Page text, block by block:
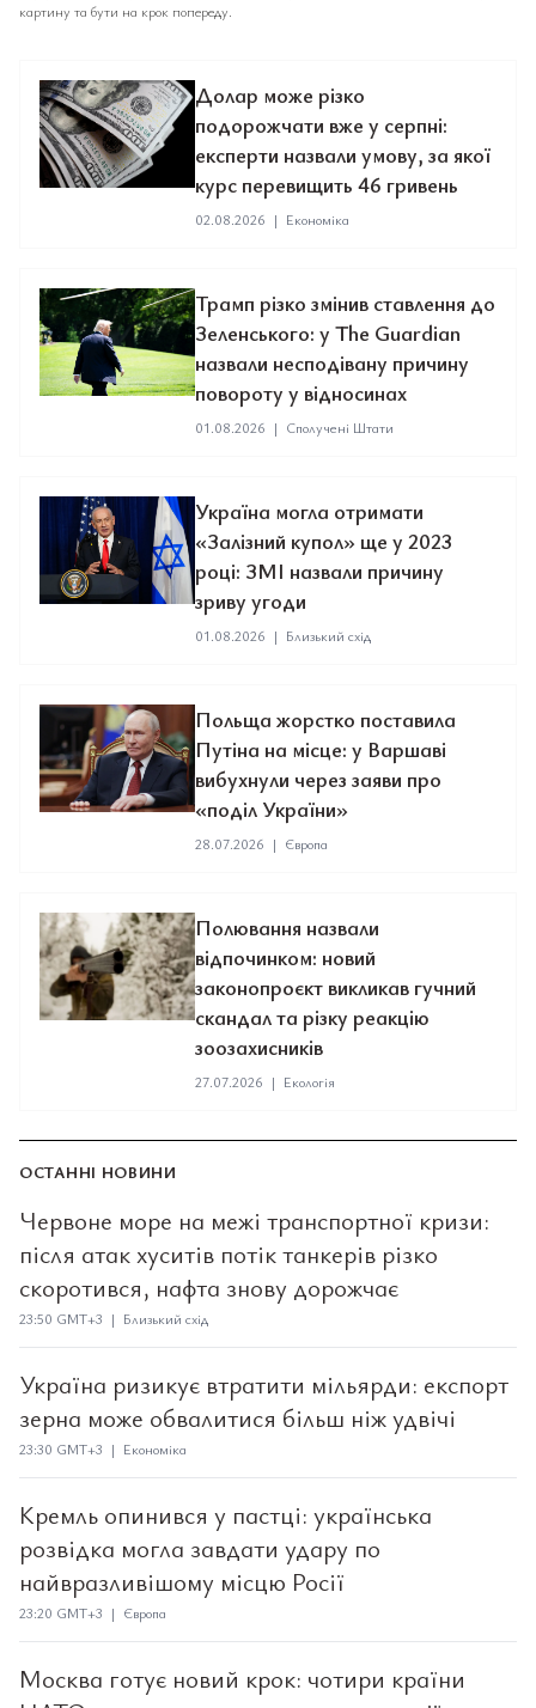
картину та бути на крок попереду.
Долар може різко
подорожчати вже у серпні:
експерти назвали умову, за якої
курс перевищить 46 гривень
02.08.2026 | Економіка
Трамп різко змінив ставлення до
Зеленського: у The Guardian
назвали несподівану причину
повороту у відносинах
01.08.2026 | Сполучені Штати
Україна могла отримати
«Залізний купол» ще у 2023
році: ЗМІ назвали причину
зриву угоди
01.08.2026 | Близький схід
Польща жорстко поставила
Путіна на місце: у Варшаві
вибухнули через заяви про
«поділ України»
28.07.2026 | Європа
Полювання назвали
відпочинком: новий
законопроєкт викликав гучний
скандал та різку реакцію
зоозахисників
27.07.2026 | Екологія
ОСТАННІ НОВИНИ
Червоне море на межі транспортної кризи:
після атак хуситів потік танкерів різко
скоротився, нафта знову дорожчає
23:50 GMT+3 | Близький схід
Україна ризикує втратити мільярди: експорт
зерна може обвалитися більш ніж удвічі
23:30 GMT+3 | Економіка
Кремль опинився у пастці: українська
розвідка могла завдати удару по
найвразливішому місцю Росії
23:20 GMT+3 | Європа
Москва готує новий крок: чотири країни